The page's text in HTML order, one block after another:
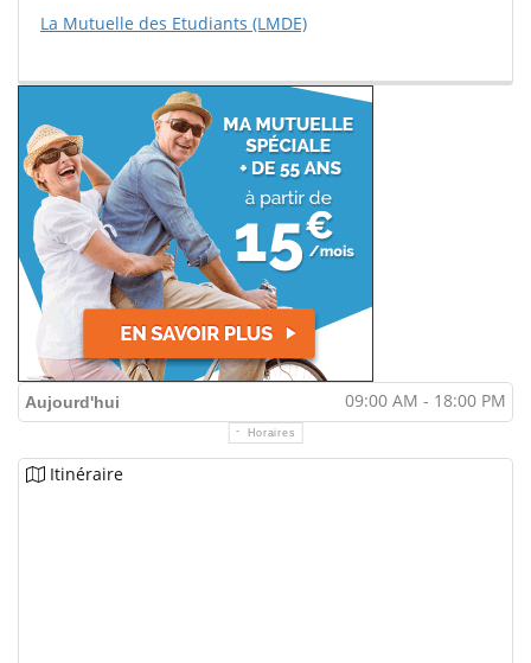
La Mutuelle des Etudiants (LMDE)
Aujourd'hui 09:00 AM - 18:00 PM
Horaires
Itinéraire